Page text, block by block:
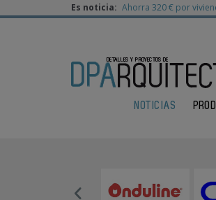
Es noticia: Ahorra 320 € por
NOTICIAS